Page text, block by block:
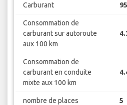
Carburant
Consommation de
carburant sur autoroute
aux 100 km
Consommation de
carburant en conduite
mixte aux 100 km
nombre de places 5